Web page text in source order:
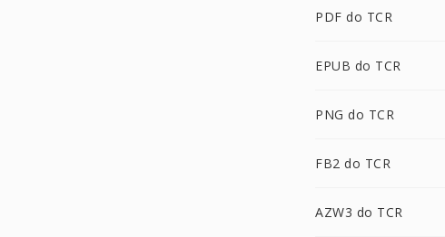
PDF do TCR
EPUB do TCR
PNG do TCR
FB2 do TCR
AZW3 do TCR